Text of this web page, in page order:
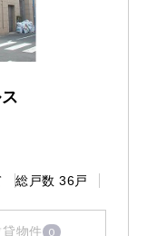
総戸数 36戸
貸物件 0